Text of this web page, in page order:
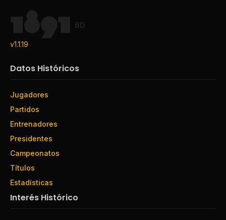
BD
v1.1.19
Datos Históricos
Jugadores
Partidos
Entrenadores
Presidentes
Campeonatos
Títulos
Estadísticas
Interés Histórico